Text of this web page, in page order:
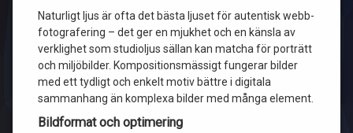
Naturligt ljus är ofta det bästa ljuset för autentisk webb-
fotografering – det ger en mjukhet och en känsla av
verklighet som studioljus sällan kan matcha för porträtt
och miljöbilder. Kompositionsmässigt fungerar bilder
med ett tydligt och enkelt motiv bättre i digitala
sammanhang än komplexa bilder med många element.
Bildformat och optimering